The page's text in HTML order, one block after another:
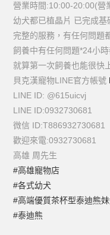
營業時間:10:00-20:00(營
幼犬都已植晶片 已完成基
完整的服務，有任何問題
飼養中有任何問題*24小
就算第一次飼養也能很快
貝克漢寵物LINE官方帳號
LINE ID: @615uicvj
LINE ID:0932730681
微信 ID:T886932730681
歡迎來電:0932730681
高雄 周先生
#高雄寵物店
#各式幼犬
#高端優質茶杯型泰迪熊
#泰迪熊